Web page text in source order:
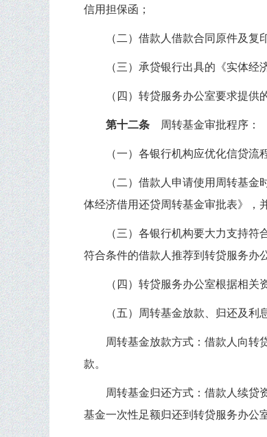
信用担保函；
（二）借款人借款合同原件及复
（三）承贷银行出具的《实体
（四）转贷服务办公室要求提供
第十二条 周转基金审批程序：
（一）各银行机构应优化信贷
（二）借款人申请使用周转基金
体经济借用还贷周转基金审批表》，
（三）各银行机构要大力支持
符合条件的借款人推荐到转贷服务办
（四）转贷服务办公室根据相
（五）周转基金放款、归还及利
周转基金放款方式：借款人向转
款。
周转基金归还方式：借款人续贷
基金一次性足额归还到转贷服务办公